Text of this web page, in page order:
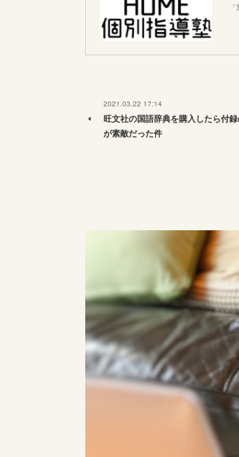
2021.03.22 17:14
旺文社の国語辞典を購入したら付
が素敵だった件